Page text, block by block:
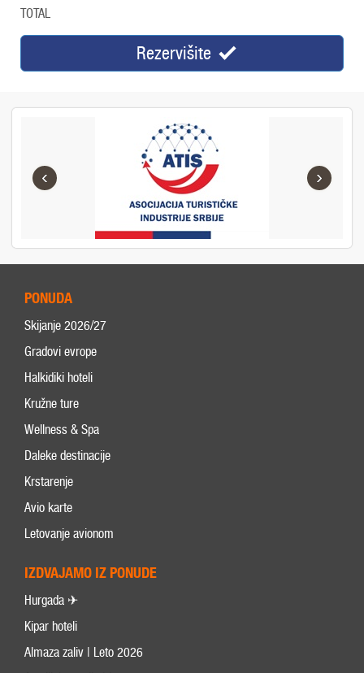
TOTAL
Rezervišite
‹ ›
PONUDA
Skijanje 2026/27
Gradovi evrope
Halkidiki hoteli
Kružne ture
Wellness & Spa
Daleke destinacije
Krstarenje
Avio karte
Letovanje avionom
IZDVAJAMO IZ PONUDE
Hurgada ✈
Kipar hoteli
Almaza zaliv | Leto 2026